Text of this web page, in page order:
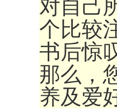
对自己
个比较
书后惊
那么，
养及